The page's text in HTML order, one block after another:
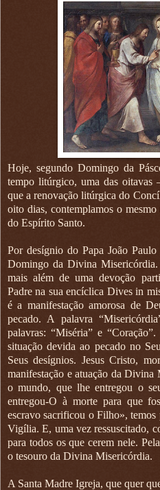
Hoje, segundo Domingo da
tempo litúrgico, uma das
que a renovação litúrgica do
oito dias, contemplamos o
do Espírito Santo.
Por desígnio do Papa João
Domingo da Divina
mais além de uma devoção
Padre na sua encíclica Dives in
é a manifestação amorosa de
pecado. A palavra
palavras: “Miséria” e
situação devida ao pecado no
Seus desígnios. Jesus Cristo,
manifestação e atuação da
o mundo, que lhe entregou o
entregou-O à morte para que
escravo sacrificou o Filho», temos
Vigília. E, uma vez ressuscitado,
para todos os que cerem nele.
o tesouro da Divina Misericórdia.
A Santa Madre Igreja, que quer